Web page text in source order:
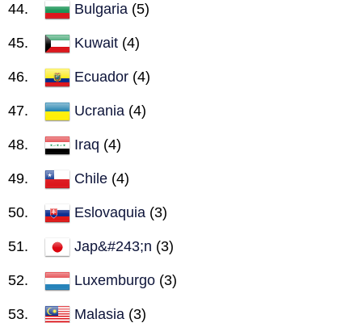
Bulgaria (5)
Kuwait (4)
Ecuador (4)
Ucrania (4)
Iraq (4)
Chile (4)
Eslovaquia (3)
Jap&#243;n (3)
Luxemburgo (3)
Malasia (3)